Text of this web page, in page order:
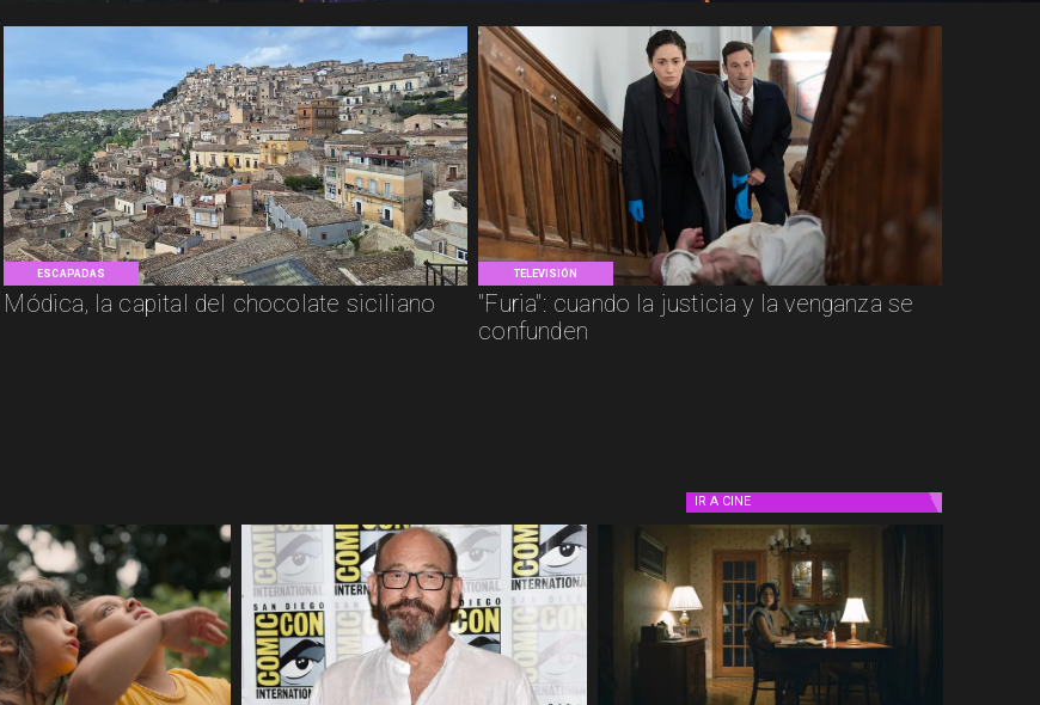
ESCAPADAS
Módica, la capital del chocolate siciliano
TELEVISIÓN
"Furia": cuando la justicia y la venganza se
confunden
IR A CINE